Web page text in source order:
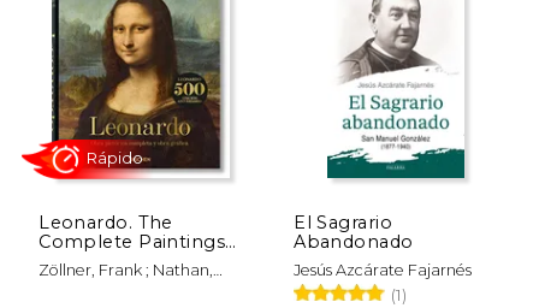
Rápido
Leonardo. The
Complete Paintings
and Drawings (en
Inglés)
Zöllner, Frank ; Nathan,
El Sagrario
Abandonado
Jesús Azcárate Fajarnés
(1)